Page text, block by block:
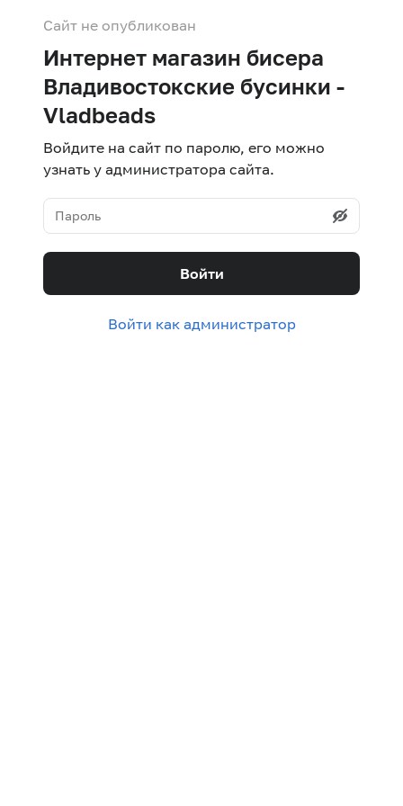
Сайт не опубликован
Интернет магазин бисера
Владивостокские бусинки -
Vladbeads
Войдите на сайт по паролю, его можно
узнать у администратора сайта.
Войти
Войти как администратор